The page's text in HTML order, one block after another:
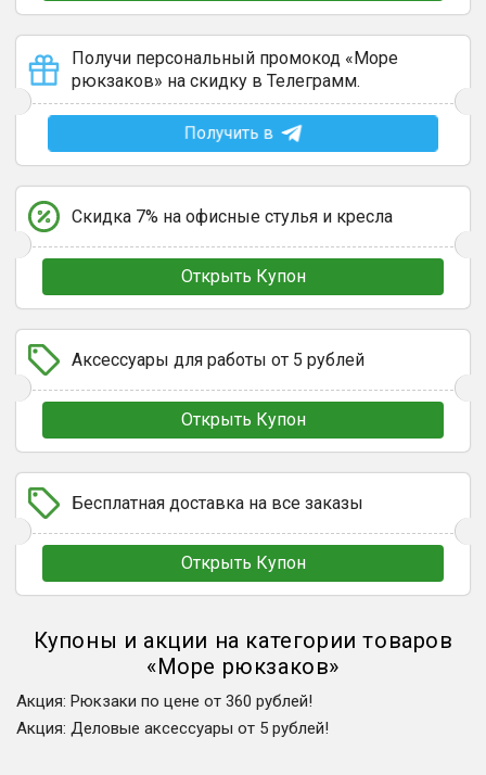
Получи персональный промокод «Море
рюкзаков» на скидку в Телеграмм.
Получить в
Скидка 7% на офисные стулья и кресла
Открыть Купон
Аксессуары для работы от 5 рублей
Открыть Купон
Бесплатная доставка на все заказы
Открыть Купон
Купоны и акции на категории товаров
«Море рюкзаков»
Акция: Рюкзаки по цене от 360 рублей!
Акция: Деловые аксессуары от 5 рублей!